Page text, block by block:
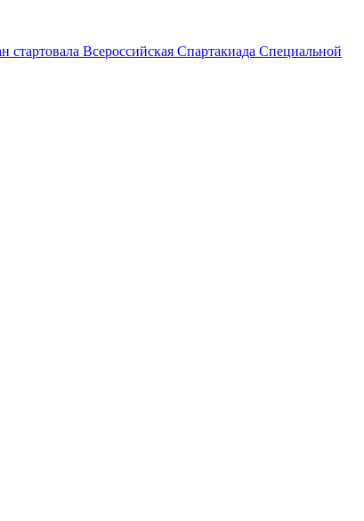
стартовала Всероссийская Спартакиада Специальной